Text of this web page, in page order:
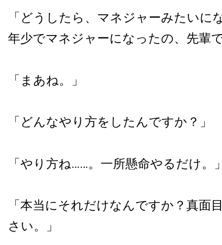
「どうしたら、マネジャーみたいに
年少でマネジャーになったの、先輩
「まあね。」
「どんなやり方をしたんですか？」
「やり方ね……。一所懸命やるだけ。
「本当にそれだけなんですか？真面
さい。」